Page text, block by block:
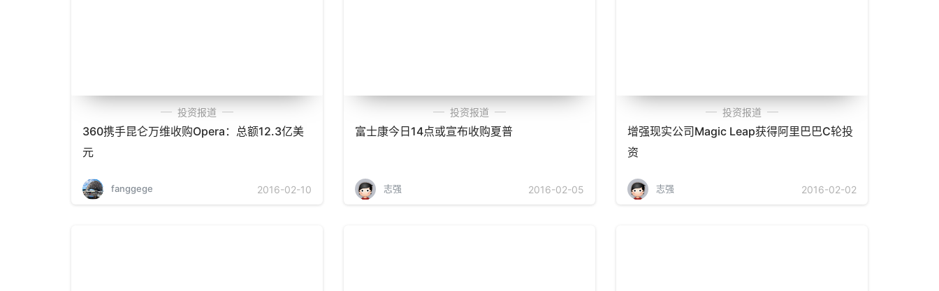
投资报道
360携手昆仑万维收购Opera：总额12.3亿美
元
fanggege 2016-02-10
投资报道
富士康今日14点或宣布收购夏普
志强 2016-02-05
投资报道
增强现实公司Magic Leap获得阿里巴巴C轮投
资
志强 2016-02-02